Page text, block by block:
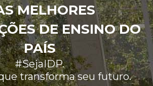
MELHORES
DE ENSINO DO
PAÍS
#SejaIDP.
transforma seu futuro.